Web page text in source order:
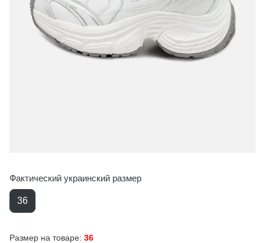
Фактический украинский размер
36
Размер на товаре: 36